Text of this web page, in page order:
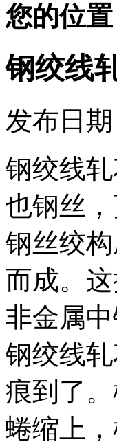
您的位置
钢绞线
发布日期
钢绞线
也钢丝
钢丝绞
而成。
非金属
钢绞线
痕到了
蜷缩上